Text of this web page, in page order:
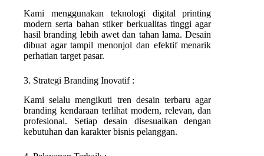
Kami menggunakan teknologi digital printing
modern serta bahan stiker berkualitas tinggi agar
hasil branding lebih awet dan tahan lama. Desain
dibuat agar tampil menonjol dan efektif menarik
perhatian target pasar.
3. Strategi Branding Inovatif :
Kami selalu mengikuti tren desain terbaru agar
branding kendaraan terlihat modern, relevan, dan
profesional. Setiap desain disesuaikan dengan
kebutuhan dan karakter bisnis pelanggan.